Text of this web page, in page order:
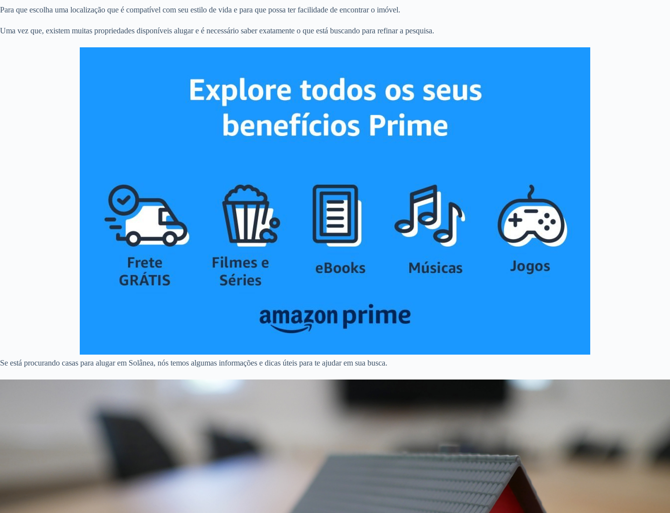
Para que escolha uma localização que é compatível com seu estilo de vida e para que possa ter facilidade de encontrar o imóvel.
Uma vez que, existem muitas propriedades disponíveis alugar e é necessário saber exatamente o que está buscando para refinar a pesquisa.
Se está procurando casas para alugar em Solânea, nós temos algumas informações e dicas úteis para te ajudar em sua busca.